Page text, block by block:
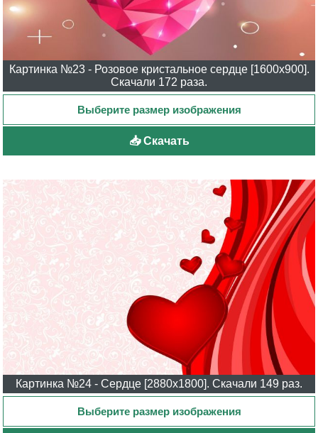
Картинка №23 - Розовое кристальное сердце [1600x900].
Скачали 172 раза.
📥 Скачать
Картинка №24 - Сердце [2880x1800]. Скачали 149 раз.